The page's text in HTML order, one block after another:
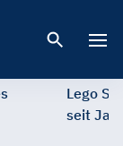
Lego
seit